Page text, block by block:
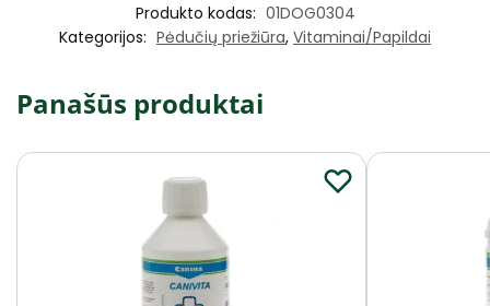
Produkto kodas: 01DOG0304
Kategorijos: Pėdučių priežiūra, Vitaminai/Papildai
Panašūs produktai